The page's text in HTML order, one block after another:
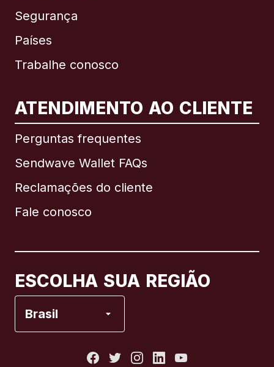
Segurança
Países
Trabalhe conosco
ATENDIMENTO AO CLIENTE
Perguntas frequentes
Sendwave Wallet FAQs
Reclamações do cliente
Fale conosco
ESCOLHA SUA REGIÃO
Brasil
Internacional English
Brasil